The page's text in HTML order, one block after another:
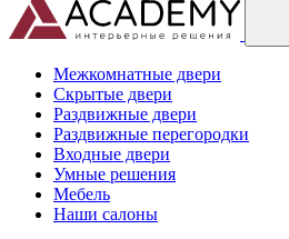
Межкомнатные двери
Скрытые двери
Раздвижные двери
Раздвижные перегородки
Входные двери
Умные решения
Мебель
Наши салоны